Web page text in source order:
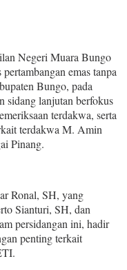
Negeri Muara Bungo
emas tanpa
Bungo, pada
sidang lanjutan berfokus
terdakwa, serta
terdakwa M. Amin
Pinang.
Ronal, SH, yang
Sianturi, SH, dan
persidangan ini, hadir
penting terkait